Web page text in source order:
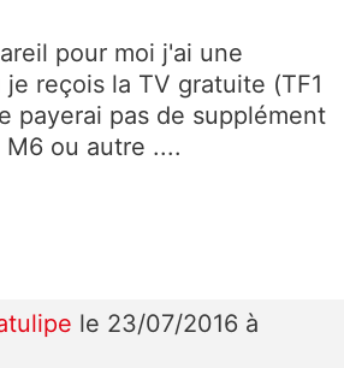
pour moi j'ai une
reçois la TV gratuite (TF1
payerai pas de supplément
M6 ou autre ....
le 23/07/2016 à